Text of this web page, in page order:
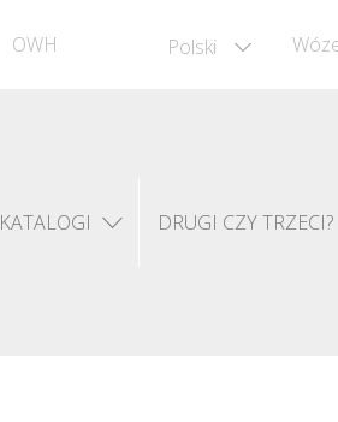
Polski
OWH
KATALOGI DRUGI CZY TRZECI?